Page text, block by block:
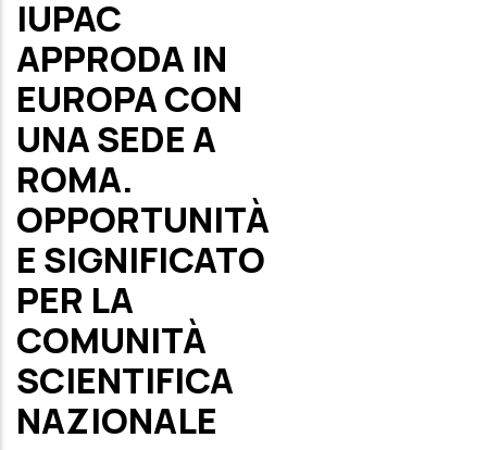
IUPAC
APPRODA IN
EUROPA CON
UNA SEDE A
ROMA.
OPPORTUNITÀ
E SIGNIFICATO
PER LA
COMUNITÀ
SCIENTIFICA
NAZIONALE